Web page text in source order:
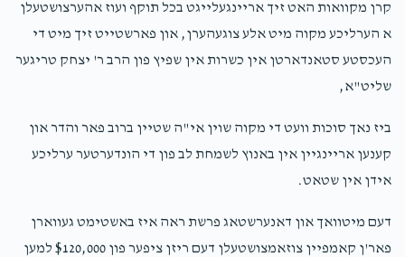
קרן מקוואות האט זיך אריינגעלייגט בכל תוקף ועוז אהערצושטעלן
א הערליכע מקוה מיט אלע צוגעהערן, און פארשטייט זיך מיט די
העכסטע סטאנדארטן אין כשרות אין שפיץ פון הרב ר' יצחק טריגער
שליט"א,
ביז נאך סוכות וועט די מקוה שוין אי"ה שטיין ברוב פאר והדר און
קענען אריינגיין אין באנוץ לשמחת לב פון די הונדערטער ערליכע
אידן אין שטאט.
דעם מיטוואך און דאנערשטאג פרשת ראה איז באשטימט געווארן
פאר'ן קאמפיין צוזאמצושטעלן דעם ריזן ציפער פון $120,000 למען